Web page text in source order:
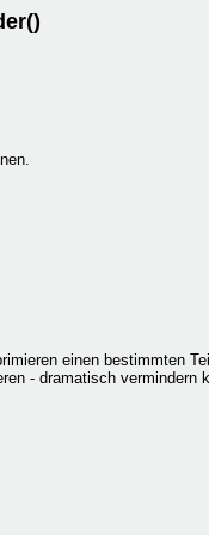
einen bestimmten
- dramatisch vermindern